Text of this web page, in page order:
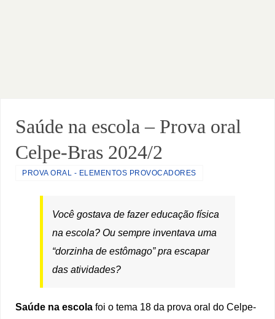
Saúde na escola – Prova oral
Celpe-Bras 2024/2
PROVA ORAL - ELEMENTOS PROVOCADORES
Você gostava de fazer educação física
na escola? Ou sempre inventava uma
“dorzinha de estômago” pra escapar
das atividades?
Saúde na escola foi o tema 18 da prova oral do Celpe-